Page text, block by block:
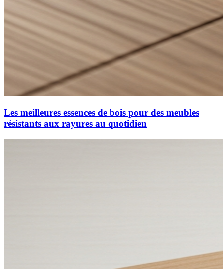
Les meilleures essences de bois pour des meubles
résistants aux rayures au quotidien